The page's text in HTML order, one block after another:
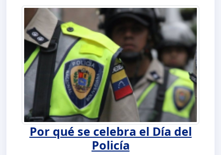
Por qué se celebra el Día del
Policía